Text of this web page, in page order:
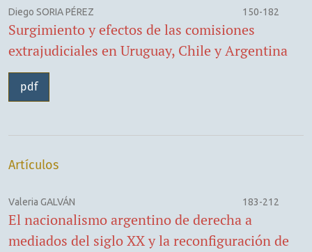
Diego SORIA PÉREZ 150-182
Surgimiento y efectos de las comisiones
extrajudiciales en Uruguay, Chile y Argentina
pdf
Artículos
Valeria GALVÁN 183-212
El nacionalismo argentino de derecha a
mediados del siglo XX y la reconfiguración de